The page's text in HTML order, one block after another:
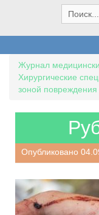
e
a
h
f
o
Журнал
Хирургические
зоной повреждения
Опубликовано